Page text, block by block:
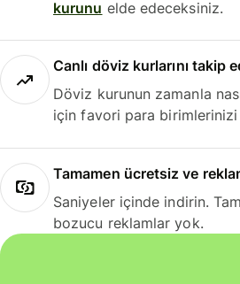
kurunu elde edeceksiniz.
Canlı döviz kurlarını takip
Döviz kurunun zamanla
için favori para
Tamamen ücretsiz ve
Saniyeler içinde indirin.
bozucu reklamlar yok.